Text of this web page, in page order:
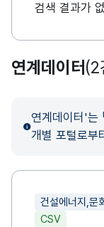
검색 결과가
연계데이터 (2
연계데이터'는
개별 포털로부
건설에너지,문
CSV